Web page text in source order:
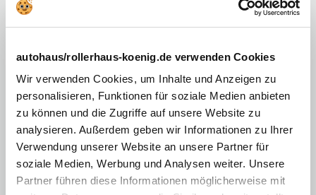
autohaus/rollerhaus-koenig.de verwenden Cookies
Wir verwenden Cookies, um Inhalte und Anzeigen zu
personalisieren, Funktionen für soziale Medien anbieten
zu können und die Zugriffe auf unsere Website zu
analysieren. Außerdem geben wir Informationen zu Ihrer
Verwendung unserer Website an unsere Partner für
soziale Medien, Werbung und Analysen weiter. Unsere
Partner führen diese Informationen möglicherweise mit
Lenkrad beheizbar
Mittelarmlehne
Multimediasystem
Nichtraucherfahrzeug